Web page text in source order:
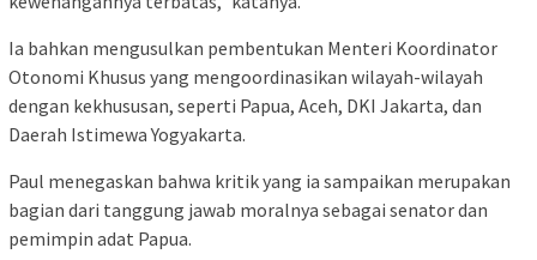
Ia bahkan mengusulkan pembentukan Menteri Koordinator
Otonomi Khusus yang mengoordinasikan wilayah-wilayah
dengan kekhususan, seperti Papua, Aceh, DKI Jakarta, dan
Daerah Istimewa Yogyakarta.
Paul menegaskan bahwa kritik yang ia sampaikan merupakan
bagian dari tanggung jawab moralnya sebagai senator dan
pemimpin adat Papua.